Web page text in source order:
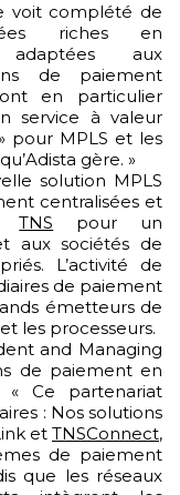
voit complété de
riches en
adaptées aux
de paiement
en particulier
service à valeur
pour MPLS et les
gère. »
solution MPLS
centralisées et
TNS pour un
aux sociétés de
L’activité de
de paiement
émetteurs de
les processeurs.
and Managing
de paiement en
Ce partenariat
: Nos solutions
et TNSConnect,
de paiement
que les réseaux